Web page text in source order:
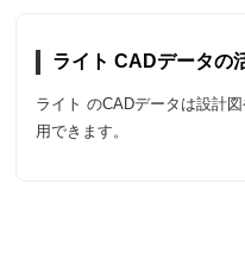
ライト CADデータの
ライト のCADデータは設計
用できます。